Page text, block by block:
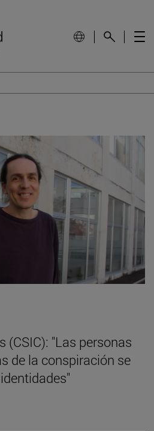
(CSIC): "Las personas
de la conspiración se